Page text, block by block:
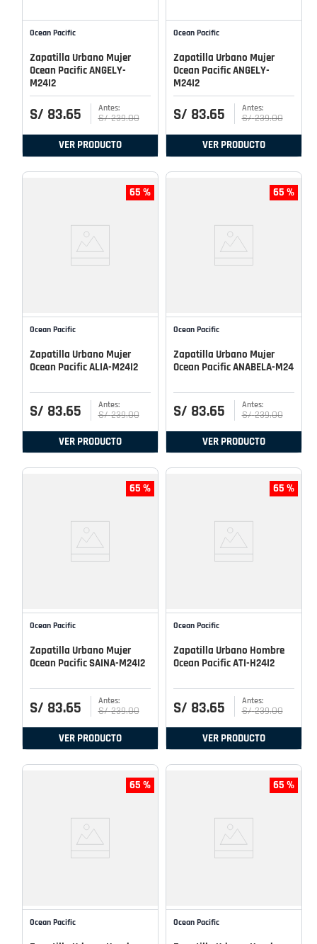
Ocean Pacific
Zapatilla Urbano Mujer
Ocean Pacific ANGELY-
M24I2
S/ 83.65 S/ 239.00
VER PRODUCTO
Ocean Pacific
Zapatilla Urbano Mujer
Ocean Pacific ANGELY-
M24I2
S/ 83.65 S/ 239.00
VER PRODUCTO
65 %
Ocean Pacific
Zapatilla Urbano Mujer
Ocean Pacific ALIA-M24I2
S/ 83.65 S/ 239.00
VER PRODUCTO
65 %
Ocean Pacific
Zapatilla Urbano Mujer
Ocean Pacific ANABELA-M24
S/ 83.65 S/ 239.00
VER PRODUCTO
65 %
Ocean Pacific
Zapatilla Urbano Mujer
Ocean Pacific SAINA-M24I2
S/ 83.65 S/ 239.00
VER PRODUCTO
65 %
Ocean Pacific
Zapatilla Urbano Hombre
Ocean Pacific ATI-H24I2
S/ 83.65 S/ 239.00
VER PRODUCTO
65 %
Ocean Pacific
65 %
Ocean Pacific